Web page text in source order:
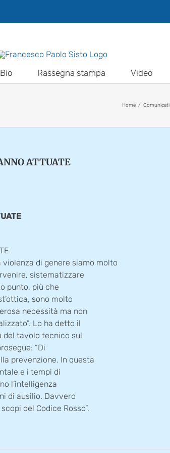
Bio Rassegna stampa Video
Home Comunicati
ATTUATE
violenza di genere siamo molto
sistematizzare
punto, più che
sono molto
necessità ma non
Lo ha detto il
del tavolo tecnico sul
“Di
prevenzione. In questa
e i tempi di
l’intelligenza
di ausilio. Davvero
del Codice Rosso”.